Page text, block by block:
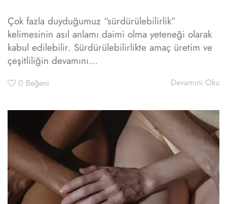
Çok fazla duyduğumuz “sürdürülebilirlik”
kelimesinin asıl anlamı daimi olma yeteneği olarak
kabul edilebilir. Sürdürülebilirlikte amaç üretim ve
çeşitliliğin devamını...
0 Beğeni Devamını Oku